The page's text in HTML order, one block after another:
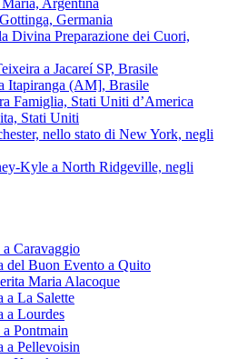
Germania
Divina Preparazione dei Cuori,
a Jacareí SP, Brasile
Itapiranga (AM], Brasile
Famiglia, Stati Uniti d’America
Stati Uniti
nello stato di New York, negli
Kyle a North Ridgeville, negli
Caravaggio
del Buon Evento a Quito
Maria Alacoque
a La Salette
a Lourdes
Pontmain
a Pellevoisin